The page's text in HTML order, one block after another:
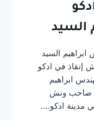
السيد
السيد
إنقاذ في ادكو
ابراهيم
صاحب ونش
مدينة ادكو….